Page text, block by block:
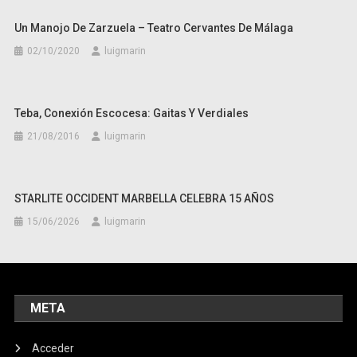
Un Manojo De Zarzuela – Teatro Cervantes De Málaga
02/10/2020 luigmarin
Teba, Conexión Escocesa: Gaitas Y Verdiales
21/08/2016 luigmarin
STARLITE OCCIDENT MARBELLA CELEBRA 15 AÑOS
15/06/2026 luigmarin
META
Acceder